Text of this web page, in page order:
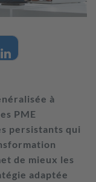
à
PME
persistants qui
de mieux les
adaptée